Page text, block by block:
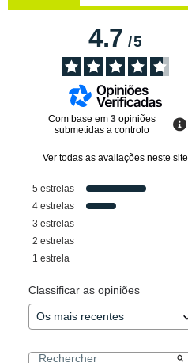
4.7/5
Com base em 3 opiniões
submetidas a controlo
Ver todas as avaliações neste site
5 estrelas
4 estrelas
3 estrelas
2 estrelas
1 estrela
Classificar as opiniões